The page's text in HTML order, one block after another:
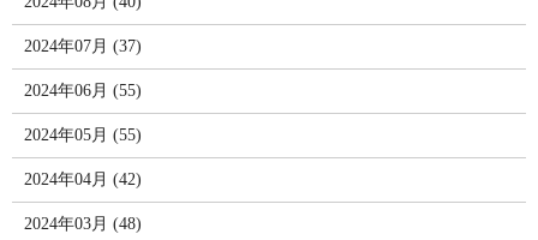
2024年07月 (37)
2024年06月 (55)
2024年05月 (55)
2024年04月 (42)
2024年03月 (48)